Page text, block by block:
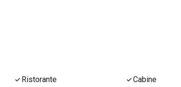
Ristorante Cabine